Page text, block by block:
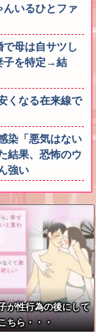
いるひとファ
母は自サツし
子を特定→結
くなる在来線で
染「悪気はない
結果、恐怖のウ
強い
が性行為の後にして
ちら・・・